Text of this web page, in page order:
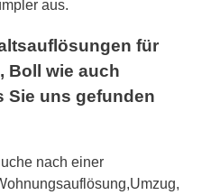
aus.
für
Boll wie auch
Sie uns gefunden
nach einer